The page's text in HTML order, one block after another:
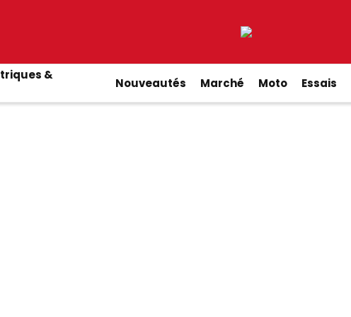
&
Nouveautés Marché Moto Essais